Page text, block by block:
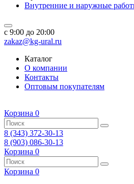
Внутренние и наружные
c 9:00 до 20:00
zakaz@kg-ural.ru
Каталог
О компании
Контакты
Оптовым покупателям
Корзина 0
8 (343) 372-30-13
8 (903) 086-30-13
Корзина 0
Корзина 0